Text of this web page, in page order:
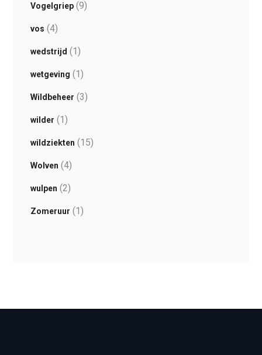
Vogelgriep(9)
vos (4)
wedstrijd (1)
wetgeving (1)
Wildbeheer (3)
wilder (1)
wildziekten (15)
Wolven (4)
wulpen (2)
Zomeruur (1)